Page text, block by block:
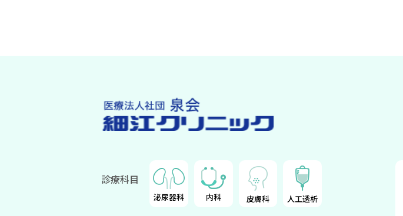
診療科目
泌尿器科 内科 皮膚科 人工透析